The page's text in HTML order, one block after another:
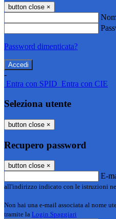
button close ×
Password dimenticata?
-
Entra con SPID Entra con CIE
Seleziona utente
button close ×
Recupero password
button close ×
E-
all'indirizzo indicato con le istruzioni
Non hai una e-mail associata al nome
tramite la Login Spaggiari